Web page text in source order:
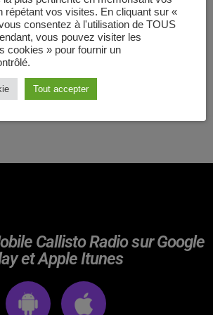
Callisto Radio sur Google
et Apple Itunes
répétant vos visites. En cliquant sur «
consentez à l'utilisation de TOUS
vous pouvez visiter les
cookies » pour fournir un
Tout accepter